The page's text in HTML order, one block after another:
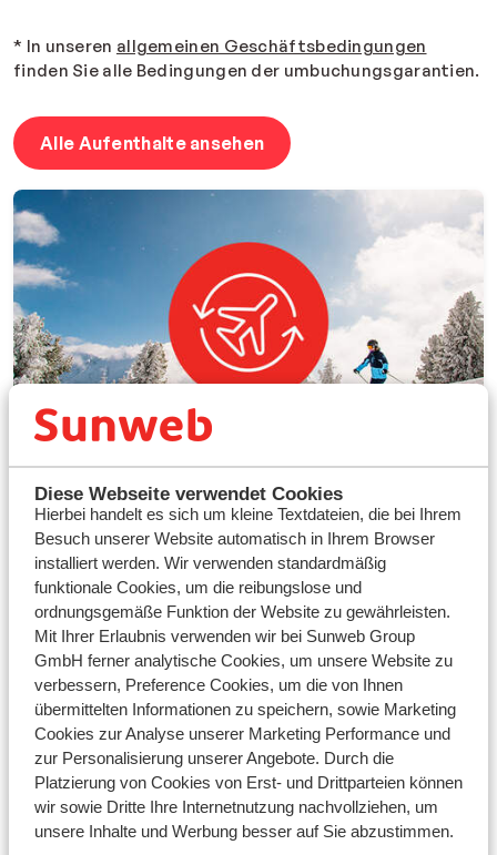
Diese Webseite verwendet Cookies
Hierbei handelt es sich um kleine Textdateien, die bei Ihrem
Besuch unserer Website automatisch in Ihrem Browser
installiert werden. Wir verwenden standardmäßig
funktionale Cookies, um die reibungslose und
ordnungsgemäße Funktion der Website zu gewährleisten.
Mit Ihrer Erlaubnis verwenden wir bei Sunweb Group
GmbH ferner analytische Cookies, um unsere Website zu
verbessern, Preference Cookies, um die von Ihnen
übermittelten Informationen zu speichern, sowie Marketing
Cookies zur Analyse unserer Marketing Performance und
zur Personalisierung unserer Angebote. Durch die
Platzierung von Cookies von Erst- und Drittparteien können
wir sowie Dritte Ihre Internetnutzung nachvollziehen, um
unsere Inhalte und Werbung besser auf Sie abzustimmen.
* In unseren allgemeinen Geschäftsbedingungen
finden Sie alle Bedingungen der umbuchungsgarantien.
Alle Aufenthalte ansehen
Wie funktioniert die Umbuchung?
1. Melden Sie sich bei „Mein Sunweb“ an und klicken Sie
2. Klicken Sie dann auf „Einen anderen Urlaub buchen“
3. Folgen Sie den Buchungsschritten und schließen Sie
Ihre neue Buchung ab.
Perfekter Skiurlaub mit Sunweb
Entdecken Sie alle